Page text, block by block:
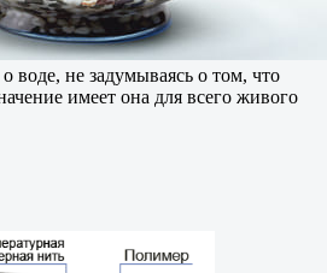
воде, не задумываясь о том, что
имеет она для всего живого